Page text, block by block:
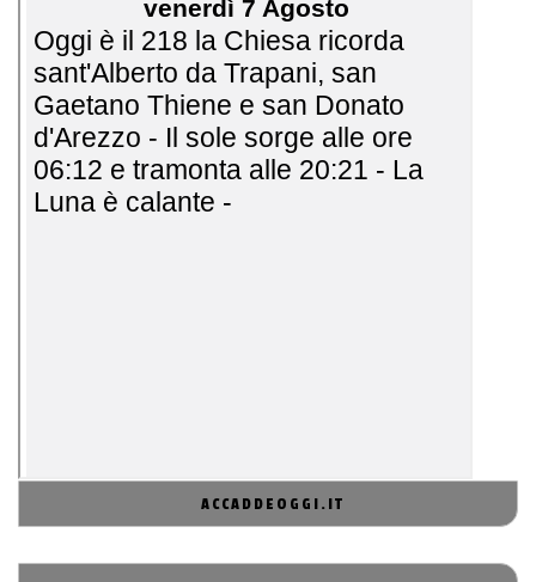
ACCADDEOGGI.IT